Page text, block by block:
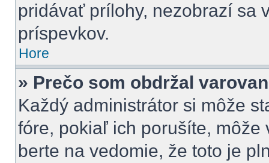
pridávať prílohy, nezobrazí sa
príspevkov.
Hore
» Prečo som obdržal
Každý administrátor si môže
fóre, pokiaľ ich porušíte,
berte na vedomie, že toto je